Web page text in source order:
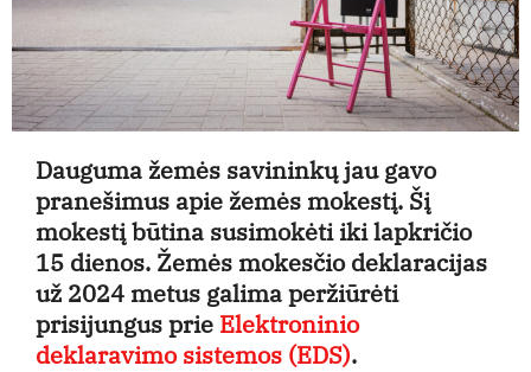
Dauguma žemės savininkų jau gavo
pranešimus apie žemės mokestį. Šį
mokestį būtina susimokėti iki lapkričio
15 dienos. Žemės mokesčio deklaracijas
už 2024 metus galima peržiūrėti
prisijungus prie Elektroninio
deklaravimo sistemos (EDS).